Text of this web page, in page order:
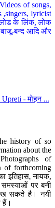
of songs,
,singers, lyricist
के लिंक, लोक
बाजू-बन्द आदि और
- मोहन ...
history of so
about the
of
of forthcoming
इतिहास, नायक,
समस्याओं पर बनी
सकते है। नयी
हैं।